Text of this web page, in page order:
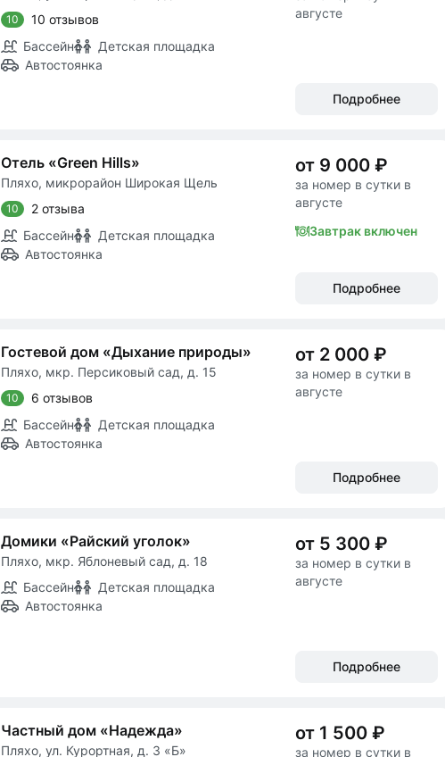
10
10 отзывов
Бассейн
Детская площадка
Автостоянка
августе
Подробнее
Отель «Green Hills»
Пляхо, микрорайон Широкая Щель
10
2 отзыва
Бассейн
Детская площадка
Автостоянка
от 9 000 ₽
за номер в сутки в
августе
Завтрак включен
Подробнее
Гостевой дом «Дыхание природы»
Пляхо, мкр. Персиковый сад, д. 15
10
6 отзывов
Бассейн
Детская площадка
Автостоянка
от 2 000 ₽
за номер в сутки в
августе
Подробнее
Домики «Райский уголок»
Пляхо, мкр. Яблоневый сад, д. 18
Бассейн
Детская площадка
Автостоянка
от 5 300 ₽
за номер в сутки в
августе
Подробнее
Частный дом «Надежда»
Пляхо, ул. Курортная, д. 3 «Б»
от 1 500 ₽
за номер в сутки в